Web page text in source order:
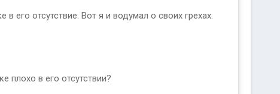
его отсутствие. Вот я и водумал о своих грехах.
плохо в его отсутствии?